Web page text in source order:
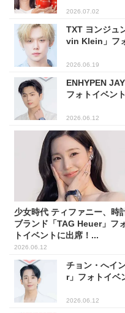
2026.07.02
TXT ヨンジュ
vin Klein」フ
2026.06.19
ENHYPEN
フォトイベン
2026.06.12
少女時代 ティファニー、時
ブランド「TAG Heuer」フ
トイベントに出席！...
2026.06.12
チョン・へイ
r」フォトイベ
2026.06.12